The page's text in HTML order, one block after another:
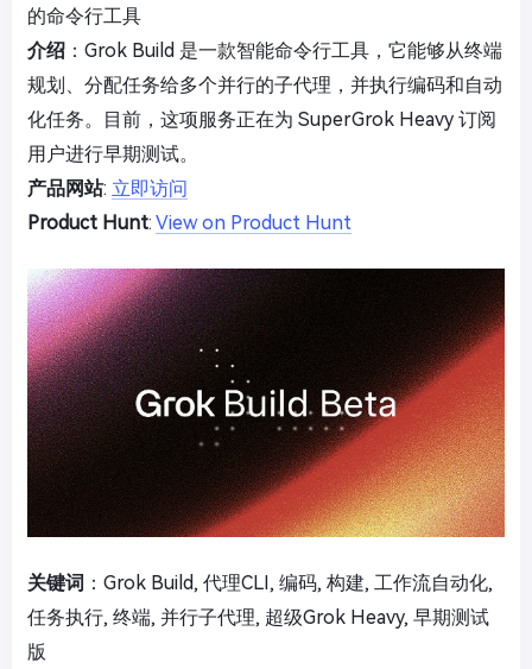
的命令行工具
介绍 ：Grok Build 是一款智能命令行工具，它能够从终端
规划、分配任务给多个并行的子代理，并执行编码和自动
化任务。目前，这项服务正在为 SuperGrok Heavy 订阅
用户进行早期测试。
产品网站: 立即访问
Product Hunt: View on Product Hunt
关键词 ：Grok Build, 代理CLI, 编码, 构建, 工作流自动化,
任务执行, 终端, 并行子代理, 超级Grok Heavy, 早期测试
版